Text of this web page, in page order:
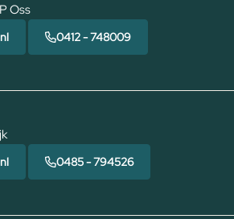
Oss
0412 - 748009
0485 - 794526